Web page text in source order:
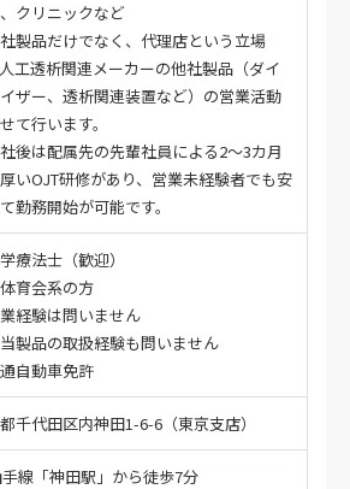
クリニックなど
製品だけでなく、代理店という立場
工透析関連メーカーの他社製品（ダイ
ザー、透析関連装置など）の営業活動
て行います。
後は配属先の先輩社員による2～3カ月
いOJT研修があり、営業未経験者でも安
勤務開始が可能です。
療法士（歓迎）
体育会系の方
業経験は問いません
当製品の取扱経験も問いません
通自動車免許
千代田区内神田1-6-6（東京支店）
手線「神田駅」から徒歩7分